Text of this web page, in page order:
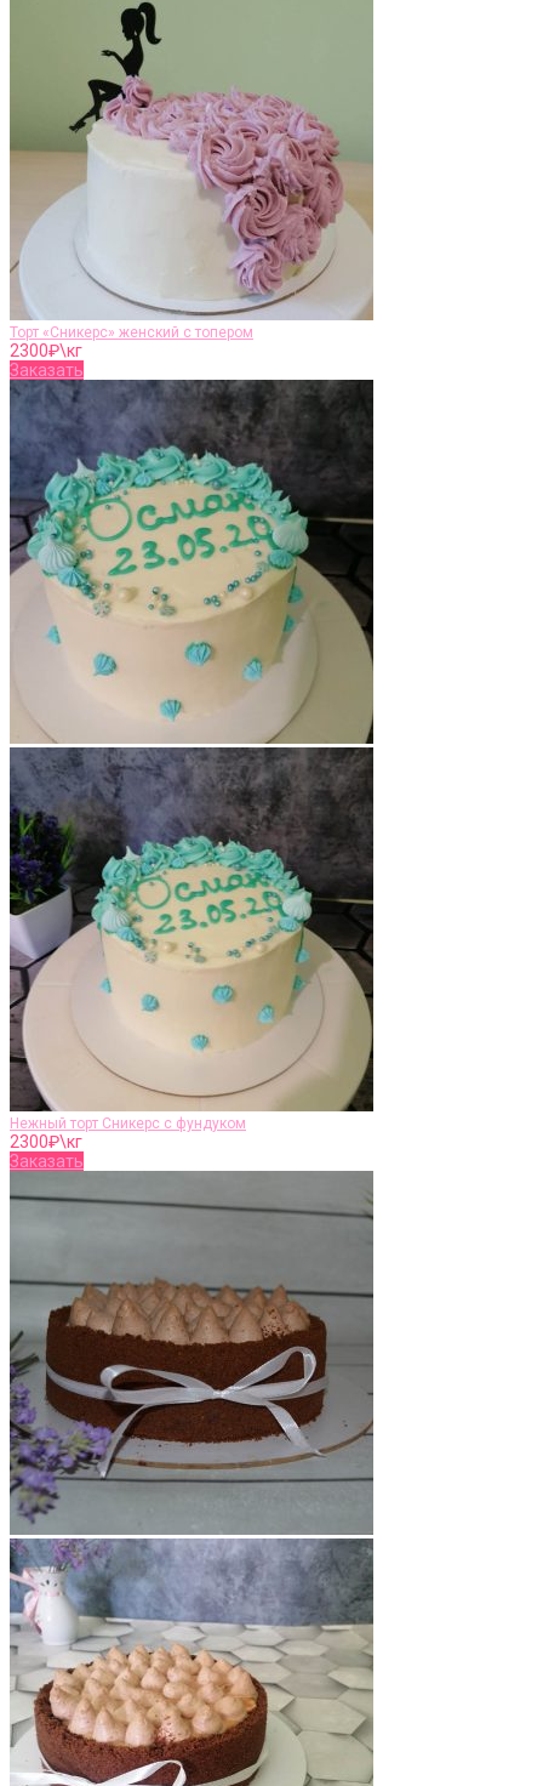
Торт «Сникерс» женский с топером
2300₽\кг
Заказать
Нежный торт Сникерс с фундуком
2300₽\кг
Заказать